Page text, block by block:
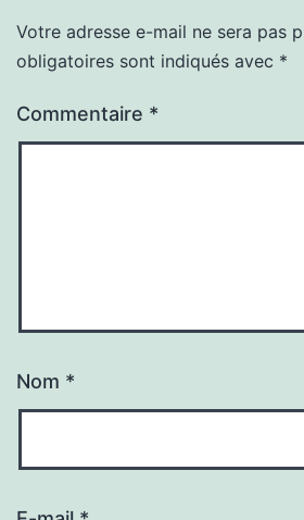
Votre adresse e-mail ne sera pas
obligatoires sont indiqués avec *
Commentaire *
Nom *